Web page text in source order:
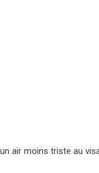
air moins triste au